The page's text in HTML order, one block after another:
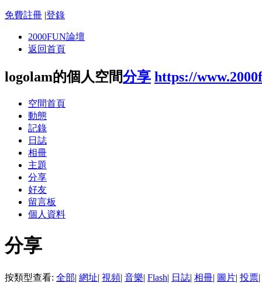
免費註冊 |登錄
2000FUN論壇
返回首頁
logolam的個人空間分享 https://
空間首頁
動態
記錄
日誌
相冊
主題
分享
好友
留言板
個人資料
分享
按類型查看: 全部| 網址| 視頻| 音樂| Flash| 日誌| 相冊| 圖片| 投票|